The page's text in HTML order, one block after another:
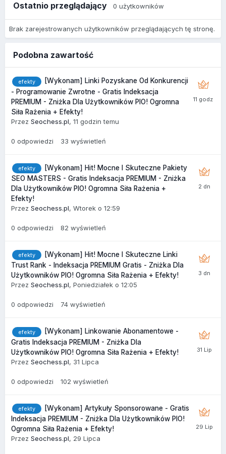
Ostatnio przeglądający 0 użytkowników
Brak zarejestrowanych użytkowników przeglądających tę stronę.
Podobna zawartość
efekty
[Wykonam] Linki Pozyskane Od Konkurencji
- Programowanie Zwrotne - Gratis Indeksacja
PREMIUM - Zniżka Dla Użytkowników PIO! Ogromna
Siła Rażenia + Efekty!
Przez Seochess.pl, 11 godzin temu
0 odpowiedzi 33 wyświetleń
efekty
[Wykonam] Hit! Mocne I Skuteczne Pakiety
SEO MASTERS - Gratis Indeksacja PREMIUM - Zniżka
Dla Użytkowników PIO! Ogromna Siła Rażenia +
Efekty!
Przez Seochess.pl, Wtorek o 12:59
0 odpowiedzi 82 wyświetleń
efekty
[Wykonam] Hit! Mocne I Skuteczne Linki
Trust Rank - Indeksacja PREMIUM Gratis - Zniżka Dla
Użytkowników PIO! Ogromna Siła Rażenia + Efekty!
Przez Seochess.pl, Poniedziałek o 12:05
0 odpowiedzi 74 wyświetleń
efekty
[Wykonam] Linkowanie Abonamentowe -
Gratis Indeksacja PREMIUM - Zniżka Dla
Użytkowników PIO! Ogromna Siła Rażenia + Efekty!
Przez Seochess.pl, 31 Lipca
0 odpowiedzi 102 wyświetleń
efekty
[Wykonam] Artykuły Sponsorowane - Gratis
Indeksacja PREMIUM - Zniżka Dla Użytkowników PIO!
Ogromna Siła Rażenia + Efekty!
Przez Seochess.pl, 29 Lipca